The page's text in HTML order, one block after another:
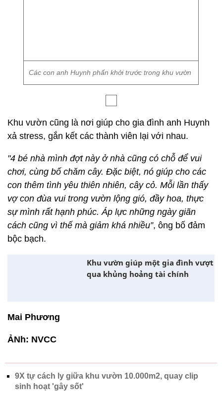
Các con anh Huynh phấn khởi trước trong khu vườn
Khu vườn cũng là nơi giúp cho gia đình anh Huynh
xả stress, gắn kết các thành viên lại với nhau.
"4 bé nhà mình đợt này ở nhà cũng có chỗ để vui
chơi, cùng bố chăm cây. Đặc biệt, nó giúp cho các
con thêm tình yêu thiên nhiên, cây cỏ. Mỗi lần thấy
vợ con đùa vui trong vườn lộng gió, đầy hoa, thực
sự mình rất hạnh phúc. Áp lực những ngày giãn
cách cũng vì thế mà giảm khá nhiều”, ông bố đảm
bộc bạch.
Khu vườn giúp một gia đình vượt
qua khủng hoảng tài chính
Mai Phương
ẢNh: NVCC
9X tự cách ly giữa khu vườn 10.000m2, quay clip
sinh hoạt 'gây sốt'